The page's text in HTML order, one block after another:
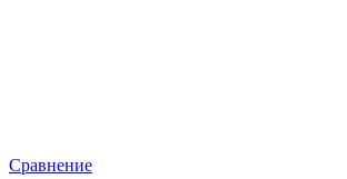
Сравнение